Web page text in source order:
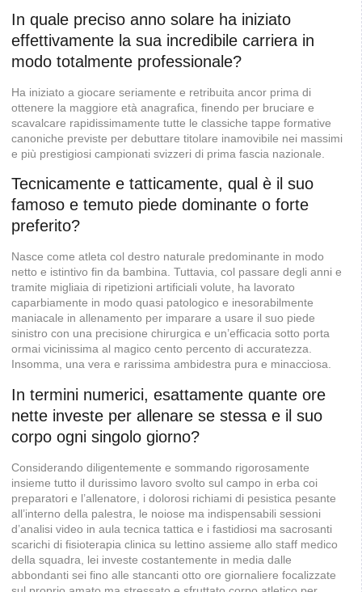
In quale preciso anno solare ha iniziato
effettivamente la sua incredibile carriera in
modo totalmente professionale?
Ha iniziato a giocare seriamente e retribuita ancor prima di
ottenere la maggiore età anagrafica, finendo per bruciare e
scavalcare rapidissimamente tutte le classiche tappe formative
canoniche previste per debuttare titolare inamovibile nei massimi
e più prestigiosi campionati svizzeri di prima fascia nazionale.
Tecnicamente e tatticamente, qual è il suo
famoso e temuto piede dominante o forte
preferito?
Nasce come atleta col destro naturale predominante in modo
netto e istintivo fin da bambina. Tuttavia, col passare degli anni e
tramite migliaia di ripetizioni artificiali volute, ha lavorato
caparbiamente in modo quasi patologico e inesorabilmente
maniacale in allenamento per imparare a usare il suo piede
sinistro con una precisione chirurgica e un’efficacia sotto porta
ormai vicinissima al magico cento percento di accuratezza.
Insomma, una vera e rarissima ambidestra pura e minacciosa.
In termini numerici, esattamente quante ore
nette investe per allenare se stessa e il suo
corpo ogni singolo giorno?
Considerando diligentemente e sommando rigorosamente
insieme tutto il durissimo lavoro svolto sul campo in erba coi
preparatori e l’allenatore, i dolorosi richiami di pesistica pesante
all’interno della palestra, le noiose ma indispensabili sessioni
d’analisi video in aula tecnica tattica e i fastidiosi ma sacrosanti
scarichi di fisioterapia clinica su lettino assieme allo staff medico
della squadra, lei investe costantemente in media dalle
abbondanti sei fino alle stancanti otto ore giornaliere focalizzate